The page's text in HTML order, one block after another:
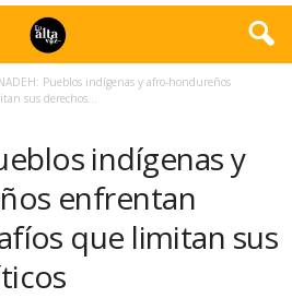
Pueblos indígenas y afro-hondureños
sus derechos...
indígenas y
enfrentan
que limitan sus